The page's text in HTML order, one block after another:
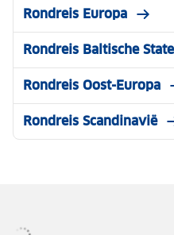
Rondreis Europa
Rondreis Baltische
Rondreis Oost-Europa
Rondreis Scandinavië